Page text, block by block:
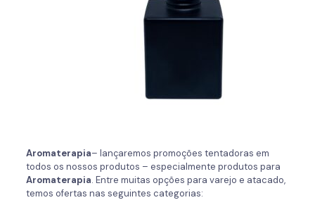
Aromaterapia– lançaremos promoções tentadoras em
todos os nossos produtos – especialmente produtos para
Aromaterapia. Entre muitas opções para varejo e atacado,
temos ofertas nas seguintes categorias: